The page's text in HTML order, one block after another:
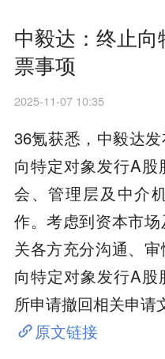
中毅达：终止
票事项
2025-11-07 10:35
36氪获悉，中毅达
向特定对象发行A
会、管理层及中介
作。考虑到资本市
关各方充分沟通、
向特定对象发行A股
所申请撤回相关申请
原文链接